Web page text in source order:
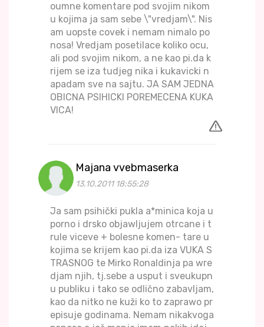
oumne komentare pod svojim nikom
u kojima ja sam sebe \"vredjam\". Nis
am uopste covek i nemam nimalo po
nosa! Vredjam posetilace koliko ocu,
ali pod svojim nikom, a ne kao pi.da k
rijem se iza tudjeg nika i kukavicki n
apadam sve na sajtu. JA SAM JEDNA
OBICNA PSIHICKI POREMECENA KUKA
VICA!
Majana vvebmaserka
13.10.2011 18:55:28
Ja sam psihički pukla a*minica koja u
porno i drsko objawljujem otrcane i t
rule viceve + bolesne komen- tare u
kojima se krijem kao pi.da iza VUKA S
TRASNOG te Mirko Ronaldinja pa wre
djam njih, tj.sebe a usput i sveukupn
u publiku i tako se odlično zabavljam,
kao da nitko ne kuži ko to zaprawo pr
episuje godinama. Nemam nikakvoga